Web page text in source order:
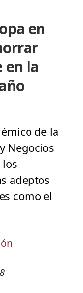
en
en la
de la
Negocios
los
adeptos
como el